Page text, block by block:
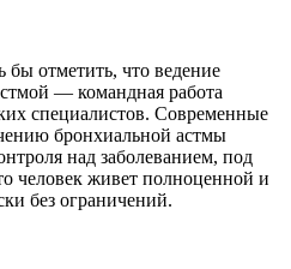
бы отметить, что ведение
— командная работа
специалистов. Современные
бронхиальной астмы
над заболеванием, под
человек живет полноценной и
без ограничений.